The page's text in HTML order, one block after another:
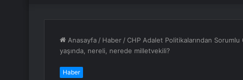
Anasayfa / Haber / CHP Adalet Politikalarından Sorumlu
yaşında, nereli, nerede milletvekili?
Haber